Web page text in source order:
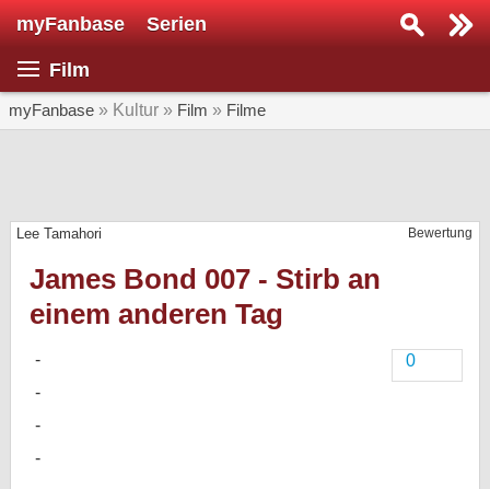
myFanbase Serien
Film
myFanbase » Kultur » Film » Filme
Bewertung
Lee Tamahori
James Bond 007 - Stirb an
einem anderen Tag
0
Serie suchen...
SERIEN
Veranstaltungen
KULTUR